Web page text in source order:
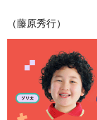
（藤原秀行）